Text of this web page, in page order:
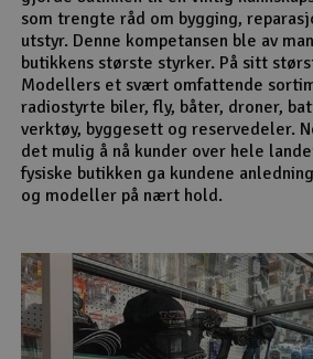
som trengte råd om bygging,
utstyr. Denne kompetansen ble av
butikkens største styrker. På sitt
Modellers et svært omfattende
radiostyrte biler, fly, båter, droner,
verktøy, byggesett og reservedeler.
det mulig å nå kunder over hele
fysiske butikken ga kundene
og modeller på nært hold.